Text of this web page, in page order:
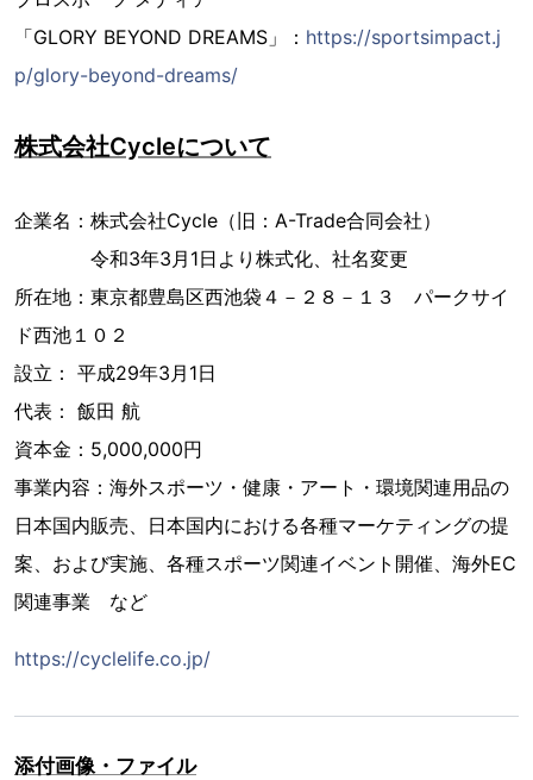
「GLORY BEYOND DREAMS」： https://sportsimpact.j
p/glory-beyond-dreams/
株式会社Cycleについて
企業名：株式会社Cycle（旧：A-Trade合同会社）
令和3年3月1日より株式化、社名変更
所在地：東京都豊島区西池袋４－２８－１３ パークサイ
ド西池１０２
設立： 平成29年3月1日
代表： 飯田 航
資本金：5,000,000円
事業内容：海外スポーツ・健康・アート・環境関連用品の
日本国内販売、日本国内における各種マーケティングの提
案、および実施、各種スポーツ関連イベント開催、海外EC
関連事業 など
https://cyclelife.co.jp/
添付画像・ファイル